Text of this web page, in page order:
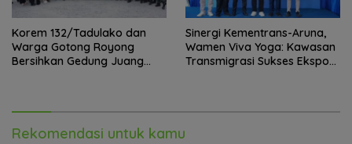
Korem 132/Tadulako dan
Warga Gotong Royong
Bersihkan Gedung Juang
Sinergi Kementrans-Aruna,
Wamen Viva Yoga: Kawasan
Transmigrasi Sukses Ekspor
Rekomendasi untuk kamu